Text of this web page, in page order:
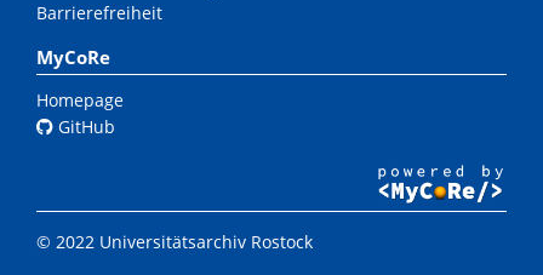
Barrierefreiheit
MyCoRe
Homepage
GitHub
© 2022 Universitätsarchiv Rostock